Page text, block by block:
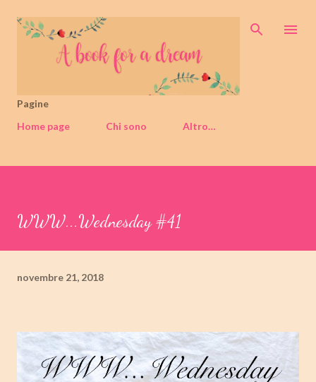
Passa ai contenuti principali
Pagine
Home page
Chi sono Altro…
WWW...Wednesday #41
novembre 21, 2018